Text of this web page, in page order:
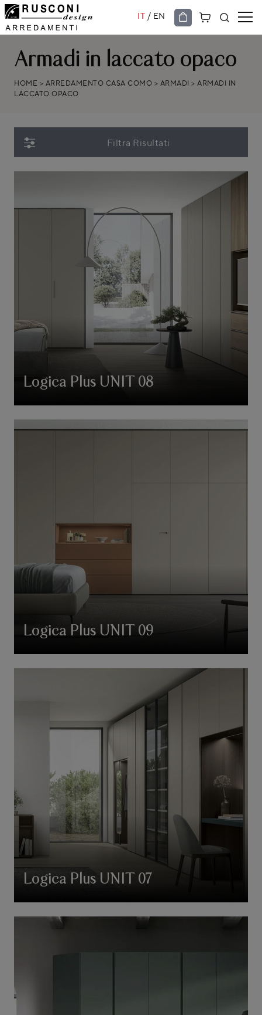
IT / EN
Armadi in laccato opaco
HOME > ARREDAMENTO CASA COMO > ARMADI > ARMADI IN
LACCATO OPACO
Filtra Risultati
Logica Plus UNIT 08
Logica Plus UNIT 09
Logica Plus UNIT 07